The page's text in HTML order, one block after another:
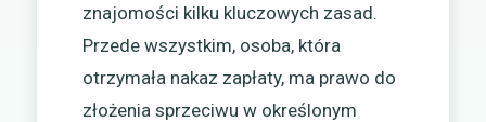
znajomości kilku kluczowych zasad.
Przede wszystkim, osoba, która
otrzymała nakaz zapłaty, ma prawo do
złożenia sprzeciwu w określonym